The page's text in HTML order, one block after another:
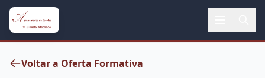
Voltar a Oferta Formativa